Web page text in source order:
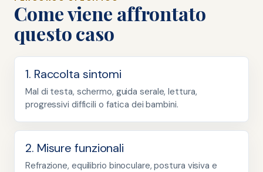
Come viene affrontato
questo caso
1. Raccolta sintomi
Mal di testa, schermo, guida serale, lettura,
progressivi difficili o fatica dei bambini.
2. Misure funzionali
Refrazione, equilibrio binoculare, postura visiva e